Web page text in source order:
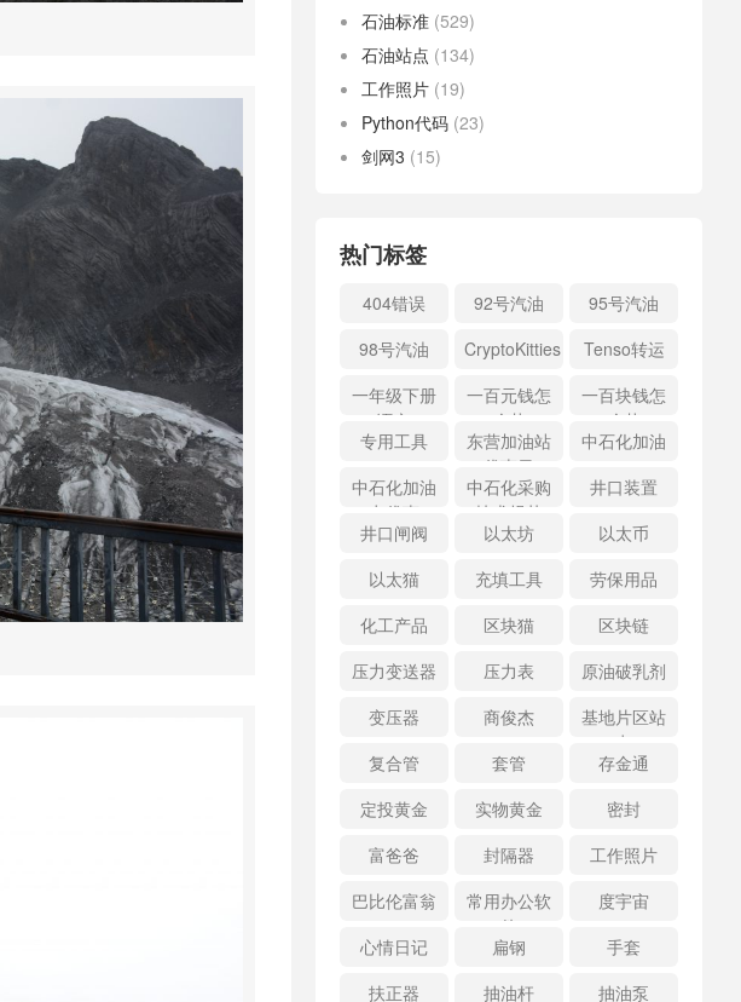
石油标准 (529)
石油站点 (134)
工作照片 (19)
Python代码 (23)
剑网3 (15)
热门标签
404错误 92号汽油
95号汽油
98号汽油
CryptoKitties
Tenso转运
一年级下册
语文
一百元钱怎
么花
一百块钱怎
么花
专用工具
东营加油站
优惠日
中石化加油
中石化加油
卡优惠
中石化采购
技术规范
井口装置
井口闸阀
以太坊
以太币
以太猫
充填工具
劳保用品
化工产品
区块猫
区块链
压力变送器
压力表
原油破乳剂
变压器
商俊杰
基地片区站
点
复合管
套管
存金通
定投黄金
实物黄金
密封
富爸爸
封隔器
工作照片
巴比伦富翁
常用办公软
件
度宇宙
心情日记
扁钢
手套
扶正器
抽油杆
抽油泵